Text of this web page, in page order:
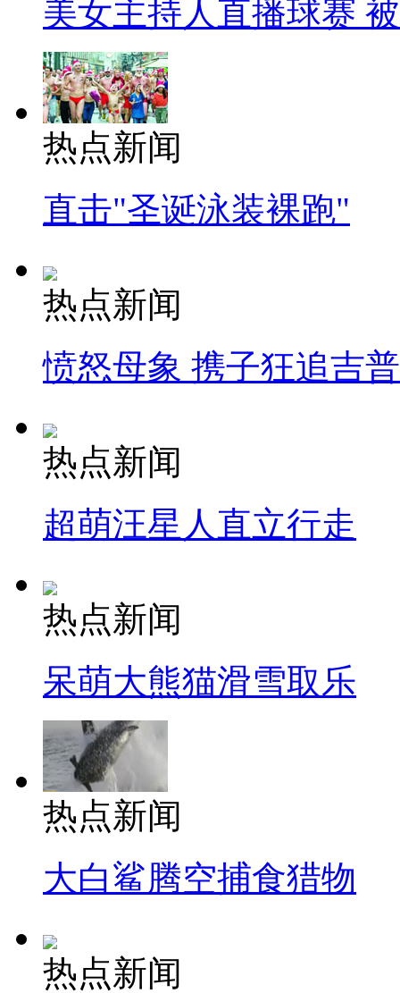
美女主持人直播球赛
热点新闻
直击"圣诞泳装裸跑"
热点新闻
愤怒母象 携子狂追吉
热点新闻
超萌汪星人直立行走
热点新闻
呆萌大熊猫滑雪取乐
热点新闻
大白鲨腾空捕食猎物
热点新闻